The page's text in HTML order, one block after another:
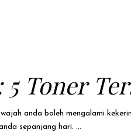
5 Toner
anda boleh mengalami
sepanjang hari.